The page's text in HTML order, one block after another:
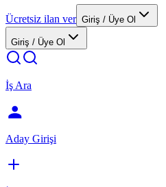
Ücretsiz ilan ver Giriş / Üye Ol
Giriş / Üye Ol
İş Ara
Aday Girişi